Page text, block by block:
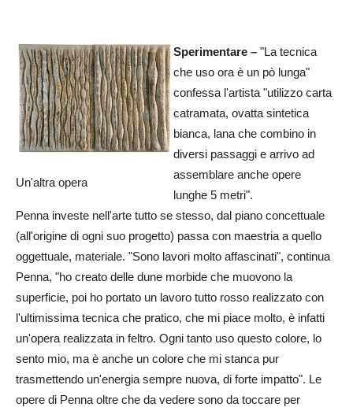
Un'altra opera
Sperimentare – "La tecnica
che uso ora è un pò lunga"
confessa l'artista "utilizzo carta
catramata, ovatta sintetica
bianca, lana che combino in
diversi passaggi e arrivo ad
assemblare anche opere
lunghe 5 metri".
Penna investe nell'arte tutto se stesso, dal piano concettuale
(all'origine di ogni suo progetto) passa con maestria a quello
oggettuale, materiale. "Sono lavori molto affascinati", continua
Penna, "ho creato delle dune morbide che muovono la
superficie, poi ho portato un lavoro tutto rosso realizzato con
l'ultimissima tecnica che pratico, che mi piace molto, è infatti
un'opera realizzata in feltro. Ogni tanto uso questo colore, lo
sento mio, ma è anche un colore che mi stanca pur
trasmettendo un'energia sempre nuova, di forte impatto". Le
opere di Penna oltre che da vedere sono da toccare per